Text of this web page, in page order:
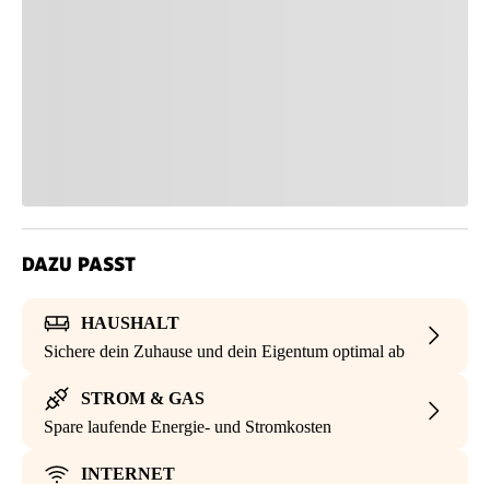
DAZU PASST
HAUSHALT
Sichere dein Zuhause und dein Eigentum optimal ab
STROM & GAS
Spare laufende Energie- und Stromkosten
INTERNET